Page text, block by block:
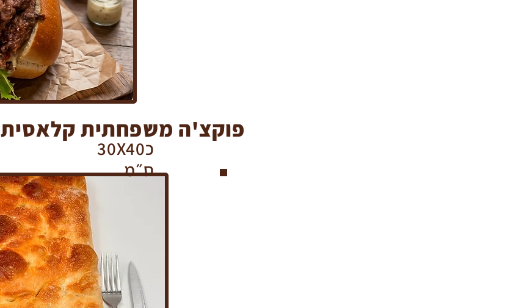
פוקצ'ה משפחתית קלאסית
כ30X40
ס״מ